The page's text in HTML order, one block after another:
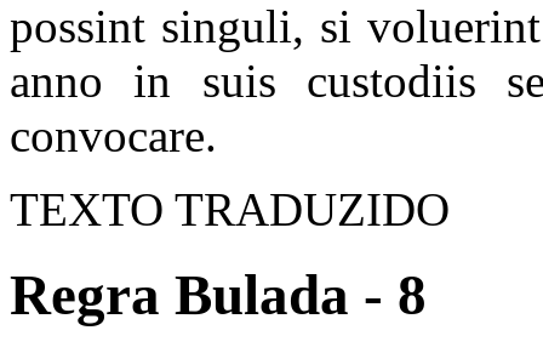
possint singuli, si
anno in suis custodiis
convocare.
TEXTO TRADUZIDO
Regra Bulada - 8